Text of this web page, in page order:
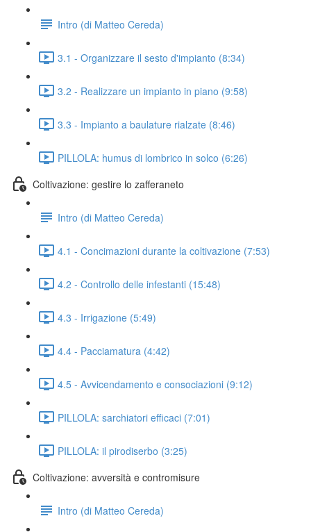
Intro (di Matteo Cereda)
3.1 - Organizzare il sesto d'impianto (8:34)
3.2 - Realizzare un impianto in piano (9:58)
3.3 - Impianto a baulature rialzate (8:46)
PILLOLA: humus di lombrico in solco (6:26)
Coltivazione: gestire lo zafferaneto
Intro (di Matteo Cereda)
4.1 - Concimazioni durante la coltivazione (7:53)
4.2 - Controllo delle infestanti (15:48)
4.3 - Irrigazione (5:49)
4.4 - Pacciamatura (4:42)
4.5 - Avvicendamento e consociazioni (9:12)
PILLOLA: sarchiatori efficaci (7:01)
PILLOLA: il pirodiserbo (3:25)
Coltivazione: avversità e contromisure
Intro (di Matteo Cereda)